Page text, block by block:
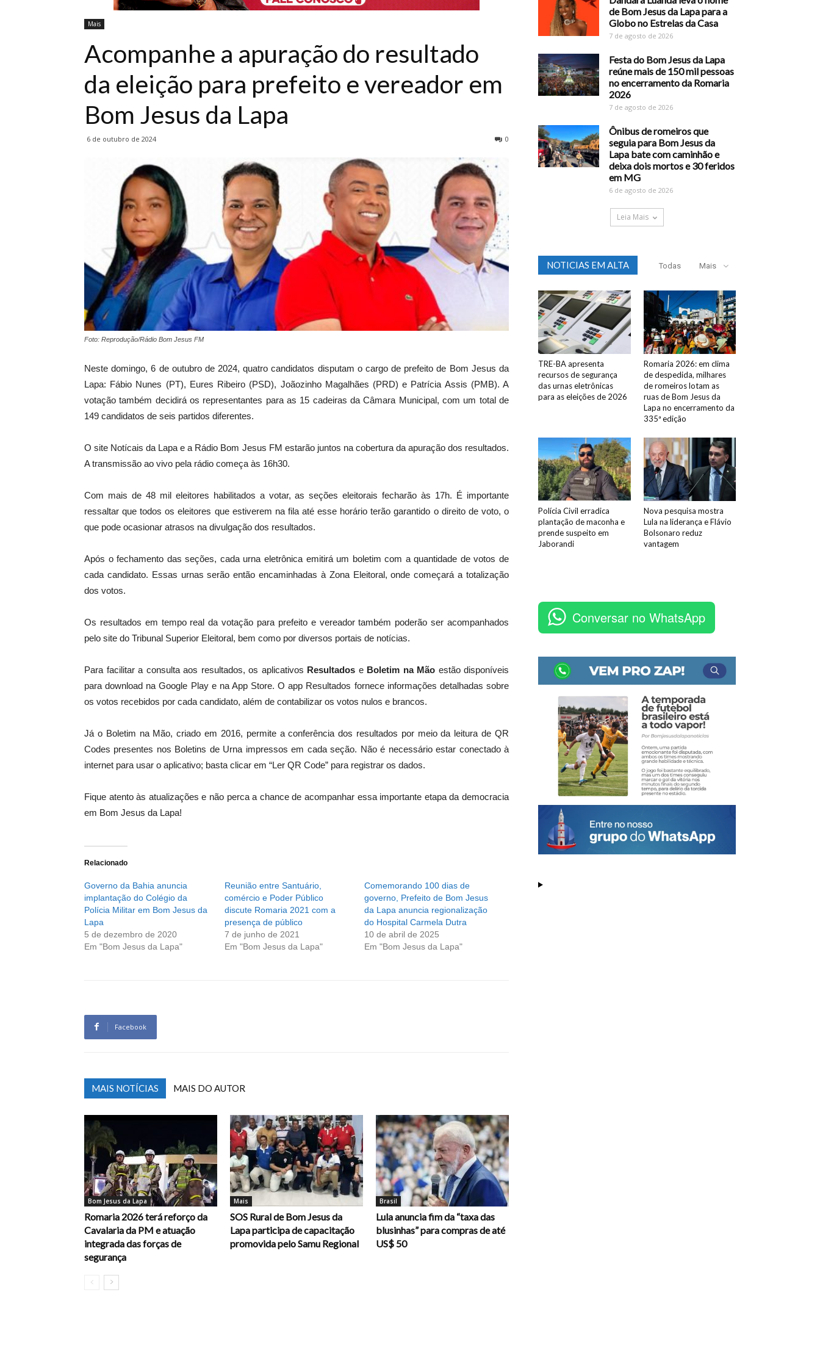
Mais
Acompanhe a apuração do resultado
da eleição para prefeito e vereador em
Bom Jesus da Lapa
6 de outubro de 2024 0
Foto: Reprodução/Rádio Bom Jesus FM
Neste domingo, 6 de outubro de 2024, quatro candidatos disputam o cargo de prefeito de Bom Jesus da
Lapa: Fábio Nunes (PT), Eures Ribeiro (PSD), Joãozinho Magalhães (PRD) e Patrícia Assis (PMB). A
votação também decidirá os representantes para as 15 cadeiras da Câmara Municipal, com um total de
149 candidatos de seis partidos diferentes.
O site Notícais da Lapa e a Rádio Bom Jesus FM estarão juntos na cobertura da apuração dos resultados.
A transmissão ao vivo pela rádio começa às 16h30.
Com mais de 48 mil eleitores habilitados a votar, as seções eleitorais fecharão às 17h. É importante
ressaltar que todos os eleitores que estiverem na fila até esse horário terão garantido o direito de voto, o
que pode ocasionar atrasos na divulgação dos resultados.
Após o fechamento das seções, cada urna eletrônica emitirá um boletim com a quantidade de votos de
cada candidato. Essas urnas serão então encaminhadas à Zona Eleitoral, onde começará a totalização
dos votos.
Os resultados em tempo real da votação para prefeito e vereador também poderão ser acompanhados
pelo site do Tribunal Superior Eleitoral, bem como por diversos portais de notícias.
Para facilitar a consulta aos resultados, os aplicativos Resultados e Boletim na Mão estão disponíveis
para download na Google Play e na App Store. O app Resultados fornece informações detalhadas sobre
os votos recebidos por cada candidato, além de contabilizar os votos nulos e brancos.
Já o Boletim na Mão, criado em 2016, permite a conferência dos resultados por meio da leitura de QR
Codes presentes nos Boletins de Urna impressos em cada seção. Não é necessário estar conectado à
internet para usar o aplicativo; basta clicar em “Ler QR Code” para registrar os dados.
Fique atento às atualizações e não perca a chance de acompanhar essa importante etapa da democracia
em Bom Jesus da Lapa!
Relacionado
Governo da Bahia anuncia
implantação do Colégio da
Polícia Militar em Bom Jesus da
Lapa
5 de dezembro de 2020
Em "Bom Jesus da Lapa"
Reunião entre Santuário,
comércio e Poder Público
discute Romaria 2021 com a
presença de público
7 de junho de 2021
Em "Bom Jesus da Lapa"
Comemorando 100 dias de
governo, Prefeito de Bom Jesus
da Lapa anuncia regionalização
do Hospital Carmela Dutra
10 de abril de 2025
Em "Bom Jesus da Lapa"
Facebook
MAIS NOTÍCIAS MAIS DO AUTOR
Bom Jesus da Lapa
Romaria 2026 terá reforço da
Cavalaria da PM e atuação
integrada das forças de
segurança
Mais
SOS Rural de Bom Jesus da
Lapa participa de capacitação
promovida pelo Samu Regional
Brasil
Lula anuncia fim da “taxa das
blusinhas” para compras de até
US$ 50
de Bom Jesus da Lapa para a
Globo no Estrelas da Casa
7 de agosto de 2026
Festa do Bom Jesus da Lapa
reúne mais de 150 mil pessoas
no encerramento da Romaria
2026
7 de agosto de 2026
Ônibus de romeiros que
seguia para Bom Jesus da
Lapa bate com caminhão e
deixa dois mortos e 30 feridos
em MG
6 de agosto de 2026
Leia Mais
NOTICIAS EM ALTA Todas Mais
TRE-BA apresenta
recursos de segurança
das urnas eletrônicas
para as eleições de 2026
Romaria 2026: em clima
de despedida, milhares
de romeiros lotam as
ruas de Bom Jesus da
Lapa no encerramento da
335ª edição
Polícia Civil erradica
plantação de maconha e
prende suspeito em
Jaborandi
Nova pesquisa mostra
Lula na liderança e Flávio
Bolsonaro reduz
vantagem
Conversar no WhatsApp